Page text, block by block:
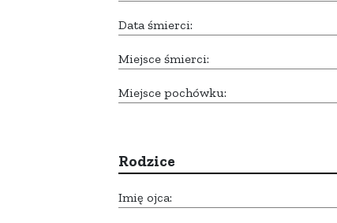
Data śmierci:
Miejsce śmierci:
Miejsce pochówku:
Rodzice
Imię ojca: